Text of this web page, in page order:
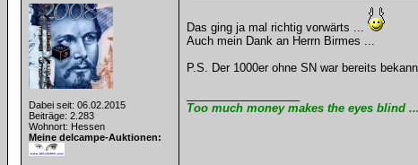
Dabei seit: 06.02.2015
Beiträge: 2.283
Wohnort: Hessen
Meine delcampe-Auktionen:
Das ging ja mal richtig vorwärts ...
Auch mein Dank an Herrn Birmes ...
P.S. Der 1000er ohne SN war bereits
Too much money makes the eyes blind ...